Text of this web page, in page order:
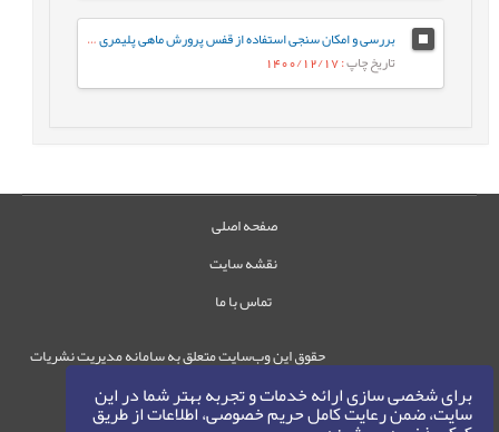
برای شخصی سازی ارائه خدمات و تجربه بهتر شما در این
سایت، ضمن رعایت کامل حریم خصوصی، اطلاعات از طریق
بررسی و امکان سنجی استفاده از قفس پرورش ماهی پلیمری در صنعت شیلات
تاریخ چاپ: 1400/12/17
صفحه اصلی
نقشه سایت
تماس با ما
حقوق این وب‌سایت متعلق به سامانه مدیریت نشریات
رایمگ است.
حق نشر ©
1405-1396